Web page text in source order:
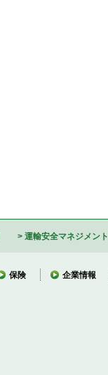
運輸安全マネジメント
保険 企業情報